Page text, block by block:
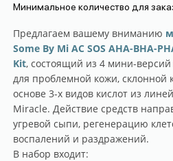
Минимальное количество для
Предлагаем вашему вниманию
Some By Mi AC SOS AHA-BHA-
Kit, состоящий из 4 мини-
для проблемной кожи, склонной
основе 3-х видов кислот из
Miracle. Действие средств
угревой сыпи, регенерацию
воспалений и раздражений.
В набор входит: